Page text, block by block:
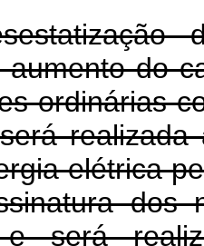
aumento do
ordinárias
elétrica
dos
será